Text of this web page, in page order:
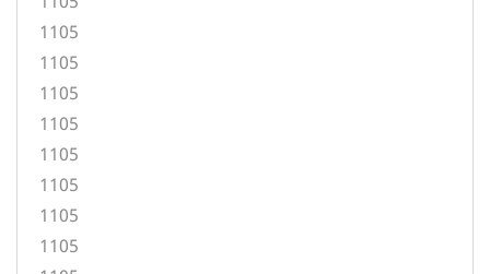
1105
1105
1105
1105
1105
1105
1105
1105